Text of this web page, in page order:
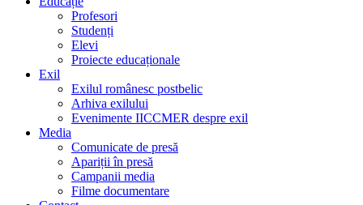
Profesori
Studenți
Elevi
Proiecte educaționale
Exil
Exilul românesc postbelic
Arhiva exilului
Evenimente IICCMER despre exil
Media
Comunicate de presă
Apariții în presă
Campanii media
Filme documentare